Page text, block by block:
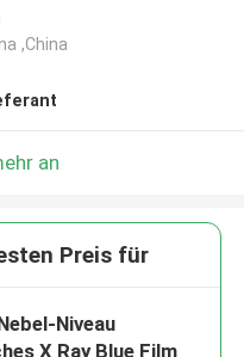
,China
an
Preis für
Niveau
X Ray Blue Film